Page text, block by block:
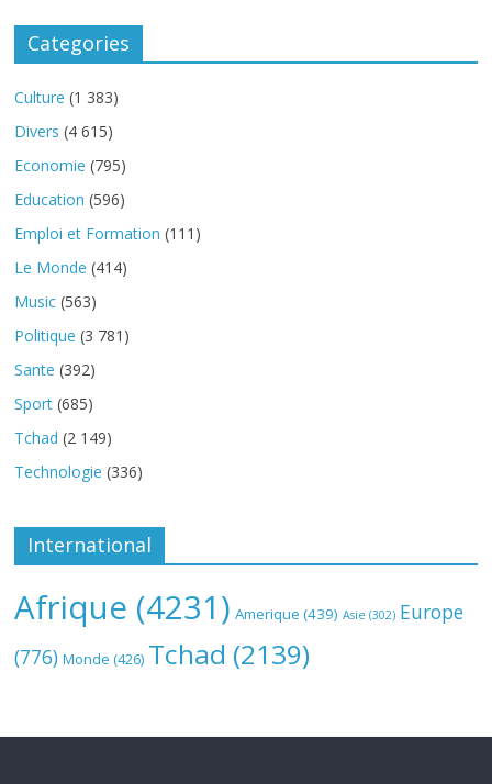
Categories
Culture (1 383)
Divers (4 615)
Economie (795)
Education (596)
Emploi et Formation (111)
Le Monde (414)
Music (563)
Politique (3 781)
Sante (392)
Sport (685)
Tchad (2 149)
Technologie (336)
International
Afrique (4231) Amerique (439) Asie (302) Europe
(776) Monde (426) Tchad (2139)